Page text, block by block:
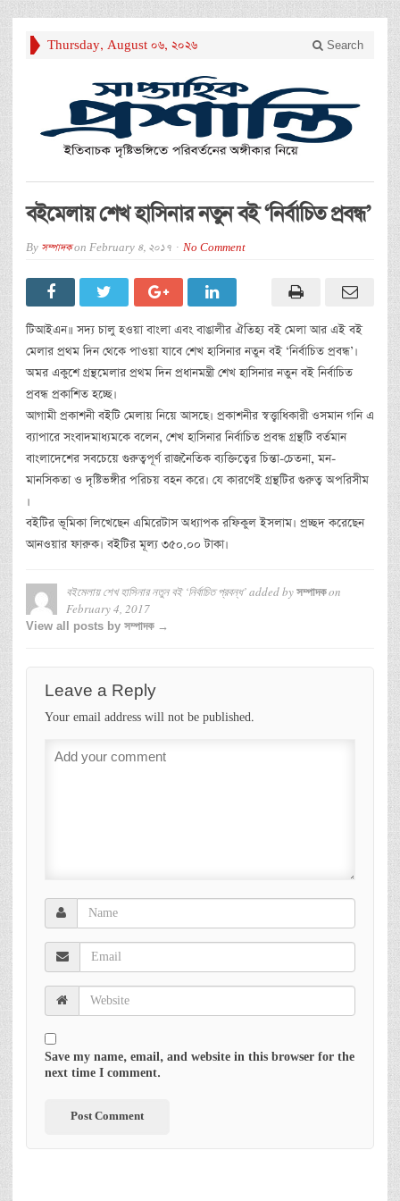
Thursday, August 06, 2026 Search
বইমেলায় শেখ হাসিনার নতুন বই ‘নির্বাচিত প্রবন্ধ’
By সম্পাদকon February 4, 2017 No Comment
টিআইএন॥ সদ্য চালু হওয়া বাংলা এবং বাঙালীর ঐতিহ্য বই মেলা আর এই বই
মেলার প্রথম দিন থেকে পাওয়া যাবে শেখ হাসিনার নতুন বই ‘নির্বাচিত প্রবন্ধ’।
অমর একুশে গ্রন্থমেলার প্রথম দিন প্রধানমন্ত্রী শেখ হাসিনার নতুন বই নির্বাচিত
প্রবন্ধ প্রকাশিত হচ্ছে।
আগামী প্রকাশনী বইটি মেলায় নিয়ে আসছে। প্রকাশনীর স্বত্ত্বাধিকারী ওসমান গনি এ
ব্যাপারে সংবাদমাধ্যমকে বলেন, শেখ হাসিনার নির্বাচিত প্রবন্ধ গ্রন্থটি বর্তমান
বাংলাদেশের সবচেয়ে গুরুত্বপূর্ণ রাজনৈতিক ব্যক্তিত্বের চিন্তা-চেতনা, মন-
মানসিকতা ও দৃষ্টিভঙ্গীর পরিচয় বহন করে। যে কারণেই গ্রন্থটির গুরুত্ব অপরিসীম
।
বইটির ভূমিকা লিখেছেন এমিরেটাস অধ্যাপক রফিকুল ইসলাম। প্রচ্ছদ করেছেন
আনওয়ার ফারুক। বইটির মূল্য ৩৫০.০০ টাকা।
বইমেলায় শেখ হাসিনার নতুন বই ‘নির্বাচিত প্রবন্ধ’added by সম্পাদকon
February 4, 2017
View all posts by সম্পাদক →
Leave a Reply
Your email address will not be published.
Save my name, email, and website in this browser for the
next time I comment.